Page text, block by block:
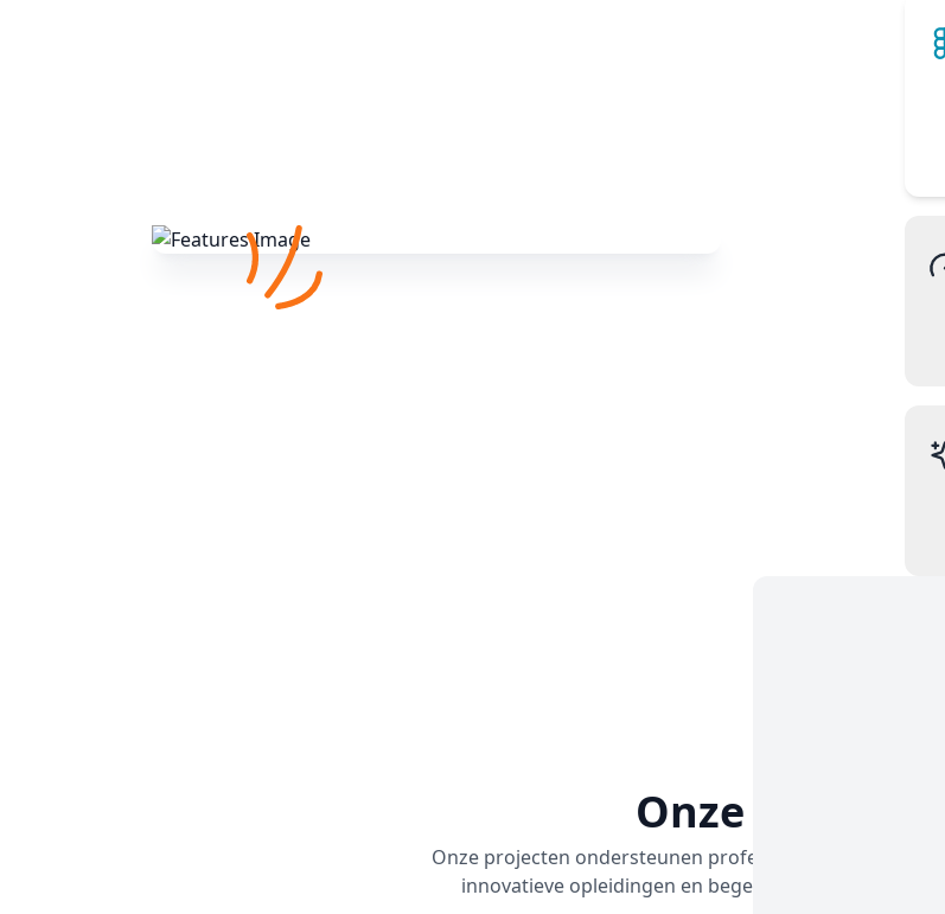
Onze Projecten
Onze projecten ondersteunen professionals in de
innovatieve opleidingen en begeleiding bij het